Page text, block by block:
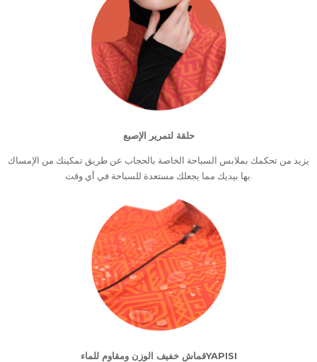
حلقة لتمرير الإصبع
يزيد من تحكمك بملابس السباحة الخاصة بالحجاب عن طريق تمكينك من الإمساك
قماش خفيف الوزن ومقاوم للماءYAPISI